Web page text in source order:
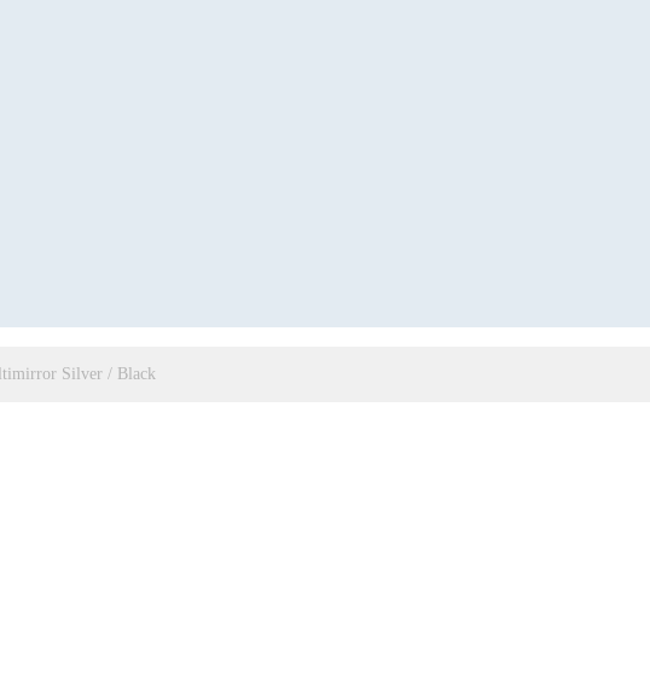
Silver / Black